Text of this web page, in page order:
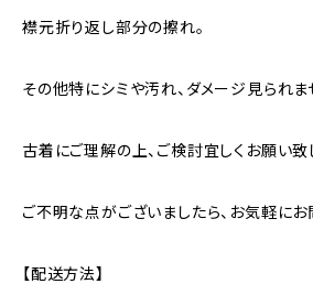
襟元折り返し部分の擦れ。
その他特にシミや汚れ、ダメージ見られま
古着にご理解の上、ご検討宜しくお願い致
ご不明な点がございましたら、お気軽にお
【配送方法】